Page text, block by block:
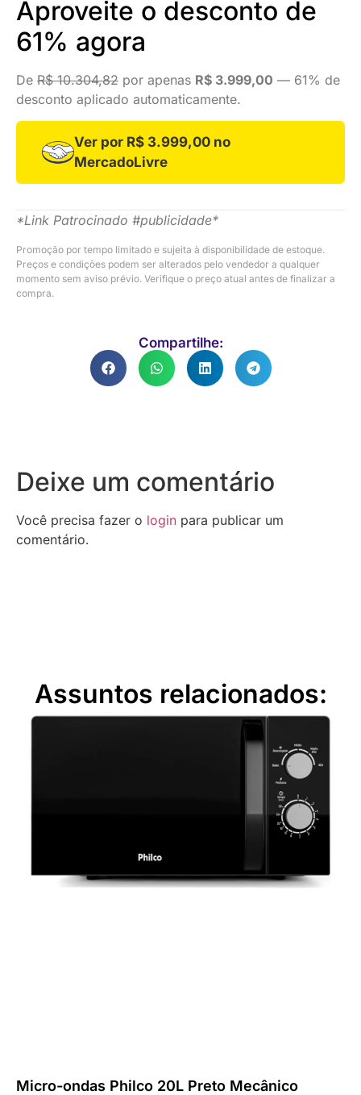
Aproveite o desconto de
61% agora
De R$ 10.304,82 por apenas R$ 3.999,00 — 61% de
desconto aplicado automaticamente.
Ver por R$ 3.999,00 no
MercadoLivre
*Link Patrocinado #publicidade*
Promoção por tempo limitado e sujeita à disponibilidade de estoque.
Preços e condições podem ser alterados pelo vendedor a qualquer
momento sem aviso prévio. Verifique o preço atual antes de finalizar a
compra.
Compartilhe:
Deixe um comentário
Você precisa fazer o login para publicar um
comentário.
Assuntos relacionados:
Micro-ondas Philco 20L Preto Mecânico